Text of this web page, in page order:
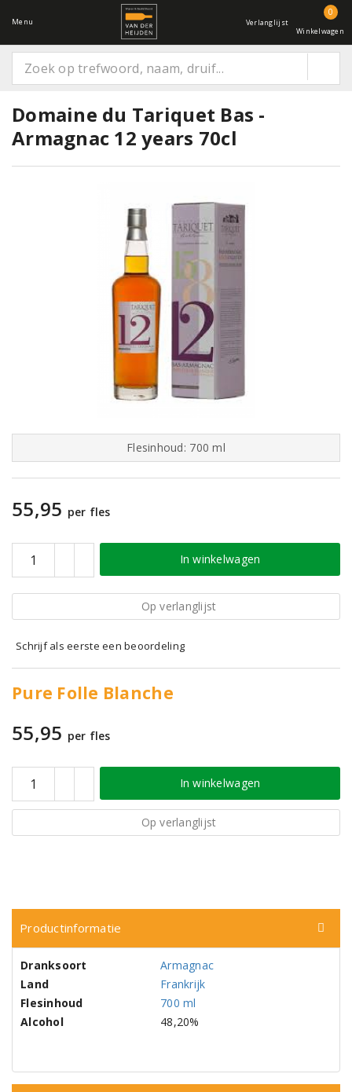
Menu Verlanglijst
0
Winkelwagen
Domaine du Tariquet Bas -
Armagnac 12 years 70cl
Flesinhoud: 700 ml
55,95 per fles
In winkelwagen
Op verlanglijst
Schrijf als eerste een beoordeling
Pure Folle Blanche
55,95 per fles
In winkelwagen
Op verlanglijst
Productinformatie
Dranksoort
Armagnac
Land
Frankrijk
Flesinhoud
700 ml
Alcohol
48,20%